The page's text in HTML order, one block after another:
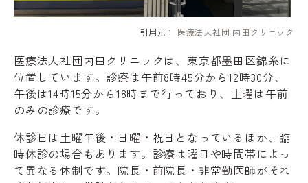
引用元： 医療法人社団 内田クリニック
医療法人社団内田クリニックは、東京都墨田区錦糸に
位置しています。診療は午前8時45分から12時30分、
午後は14時15分から18時まで行っており、土曜は午前
のみの診療です。
休診日は土曜午後・日曜・祝日となっているほか、臨
時休診の場合もあります。診療は曜日や時間帯によっ
て異なる体制です。院長・前院長・非常勤医師がそれ